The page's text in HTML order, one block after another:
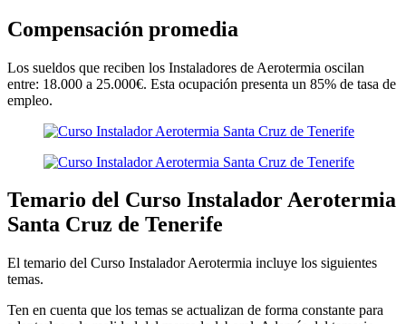
Compensación promedia
Los sueldos que reciben los Instaladores de Aerotermia oscilan
entre: 18.000 a 25.000€. Esta ocupación presenta un 85% de tasa de
empleo.
Temario del Curso Instalador Aerotermia
Santa Cruz de Tenerife
El temario del Curso Instalador Aerotermia incluye los siguientes
temas.
Ten en cuenta que los temas se actualizan de forma constante para